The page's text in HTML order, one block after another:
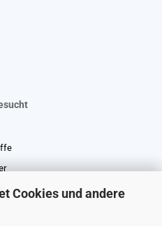
Cookies und andere